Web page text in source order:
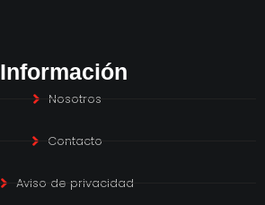
Información
Nosotros
Contacto
Aviso de privacidad